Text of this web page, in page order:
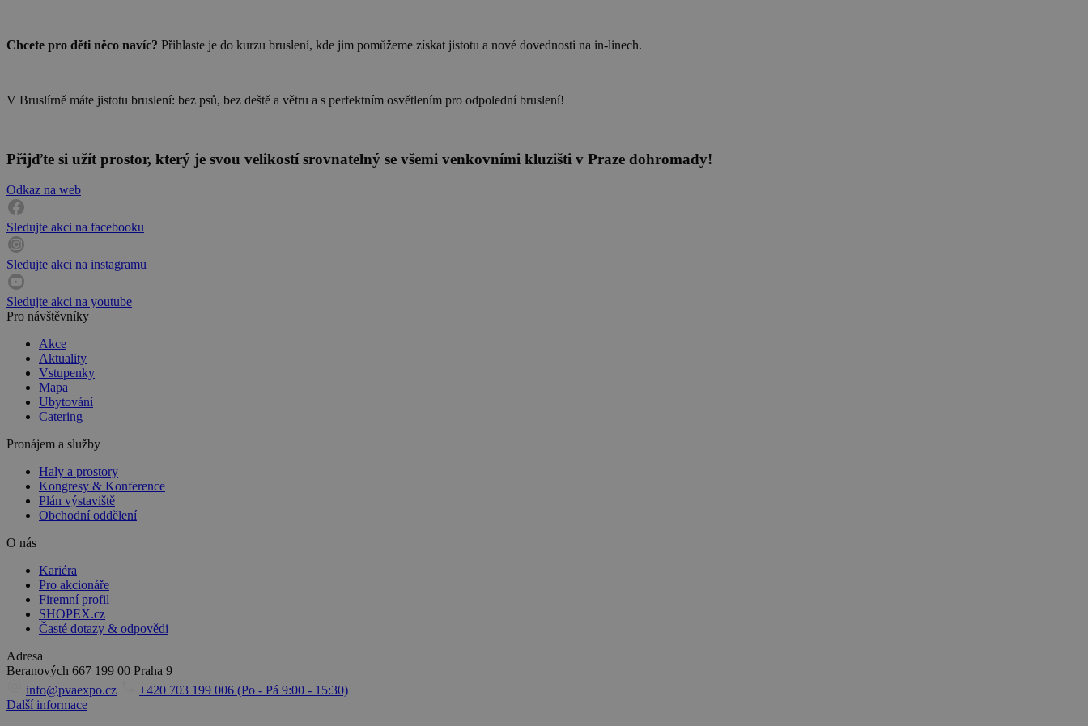
Chcete pro děti něco navíc? Přihlaste je do kurzu bruslení, kde jim pomůžeme získat jistotu a nové dovednosti na in-linech.
V Bruslírně máte jistotu bruslení: bez psů, bez deště a větru a s perfektním osvětlením pro odpolední bruslení!
Přijďte si užít prostor, který je svou velikostí srovnatelný se všemi venkovními kluzišti v Praze dohromady!
Odkaz na web
Sledujte akci na facebooku
Sledujte akci na instagramu
Sledujte akci na youtube
Pro návštěvníky
Akce
Aktuality
Vstupenky
Mapa
Ubytování
Catering
Pronájem a služby
Haly a prostory
Kongresy & Konference
Plán výstaviště
Obchodní oddělení
O nás
Kariéra
Pro akcionáře
Firemní profil
SHOPEX.cz
Časté dotazy & odpovědi
Adresa
Beranových 667 199 00 Praha 9
info@pvaexpo.cz
+420 703 199 006 (Po - Pá 9:00 - 15:30)
Další informace